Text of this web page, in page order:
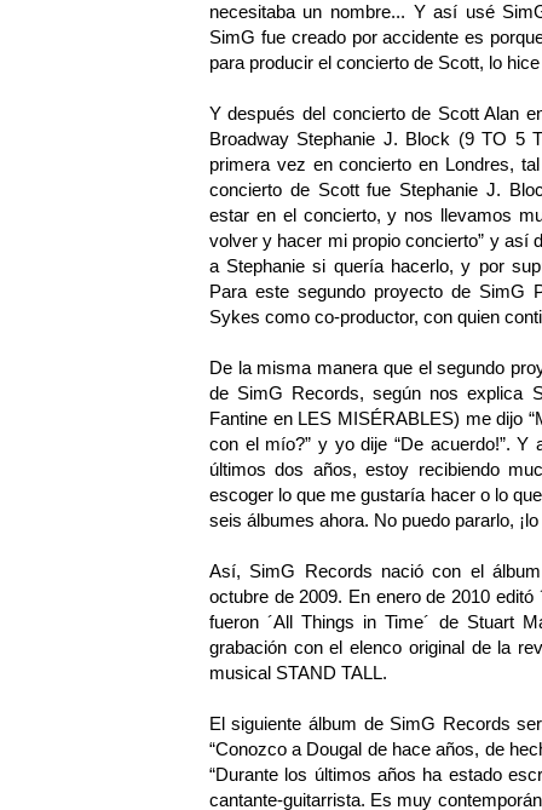
necesitaba un nombre... Y así usé
SimG fue creado por accidente es
para producir el concierto de Scott, lo
Y después del concierto de Scott Alan
Broadway Stephanie J. Block (9 TO 5
primera vez en concierto en Londres,
concierto de Scott fue Stephanie J.
estar en el concierto, y nos llevamos
volver y hacer mi propio concierto” y así
a Stephanie si quería hacerlo, y por
Para este segundo proyecto de SimG
Sykes como co-productor, con quien
De la misma manera que el segundo
de SimG Records, según nos explica
Fantine en LES MISÉRABLES) me dijo
con el mío?” y yo dije “De acuerdo!”.
últimos dos años, estoy recibiendo
escoger lo que me gustaría hacer o lo
seis álbumes ahora. No puedo pararlo,
Así, SimG Records nació con el
octubre de 2009. En enero de 2010
fueron ´All Things in Time´ de Stuart
grabación con el elenco original de la
musical STAND TALL.
El siguiente álbum de SimG Records
“Conozco a Dougal de hace años, de
“Durante los últimos años ha estado
cantante-guitarrista. Es muy